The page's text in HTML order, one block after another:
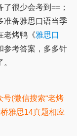
很少会考到==；
准备雅思口语当季
老烤鸭《雅思口
参考答案，多多针
(微信搜索“老烤
雅思14真题相应